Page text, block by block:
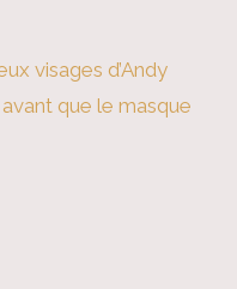
visages d’Andy
que le masque